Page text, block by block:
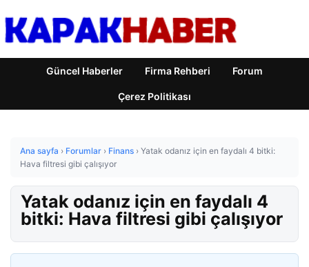
Güncel Haberler Firma Rehberi Forum
Çerez Politikası
Ana sayfa › Forumlar › Finans › Yatak odanız için en faydalı 4 bitki:
Hava filtresi gibi çalışıyor
Yatak odanız için en faydalı 4
bitki: Hava filtresi gibi çalışıyor